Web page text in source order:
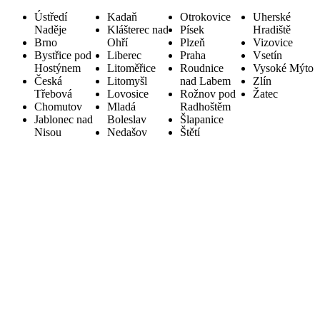
Ústředí
Naděje
Brno
Bystřice pod
Hostýnem
Česká
Třebová
Chomutov
Jablonec nad
Nisou
Kadaň
Klášterec nad
Ohří
Liberec
Litoměřice
Litomyšl
Lovosice
Mladá
Boleslav
Nedašov
Otrokovice
Písek
Plzeň
Praha
Roudnice
nad Labem
Rožnov pod
Radhoštěm
Šlapanice
Štětí
Uherské
Hradiště
Vizovice
Vsetín
Vysoké Mýto
Zlín
Žatec